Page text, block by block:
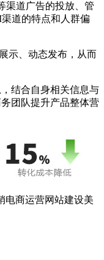
渠道广告的投放、管
道的特点和人群偏
示、动态发布，从而
结合自身相关信息与
团队提升产品整体营
电商运营网站建设美